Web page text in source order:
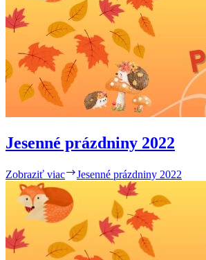
Jesenné prázdniny 2022
Zobraziť viac Jesenné prázdniny 2022